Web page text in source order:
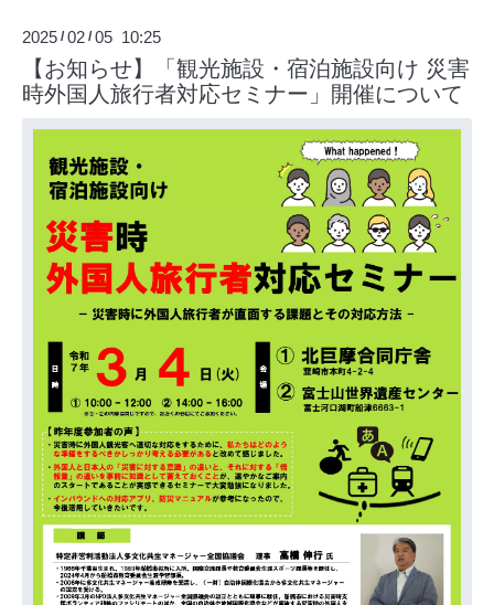
2025 /02 /05 10:25
【お知らせ】「観光施設・宿泊施設向け 災害
時外国人旅行者対応セミナー」開催について